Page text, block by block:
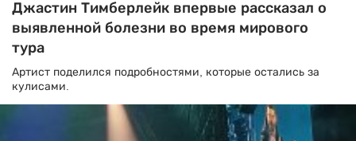
Джастин Тимберлейк впервые рассказал о
выявленной болезни во время мирового
тура
Артист поделился подробностями, которые остались за
кулисами.